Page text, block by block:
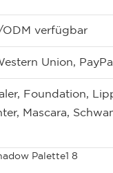
ODM verfügbar
Union, PayPal
Foundation,
Mascara,